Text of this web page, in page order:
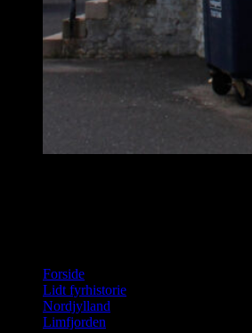
Forside
Lidt fyrhistorie
Nordjylland
Limfjorden